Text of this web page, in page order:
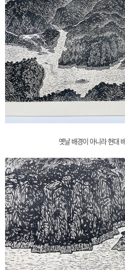
옛날 배경이 아니라 현대